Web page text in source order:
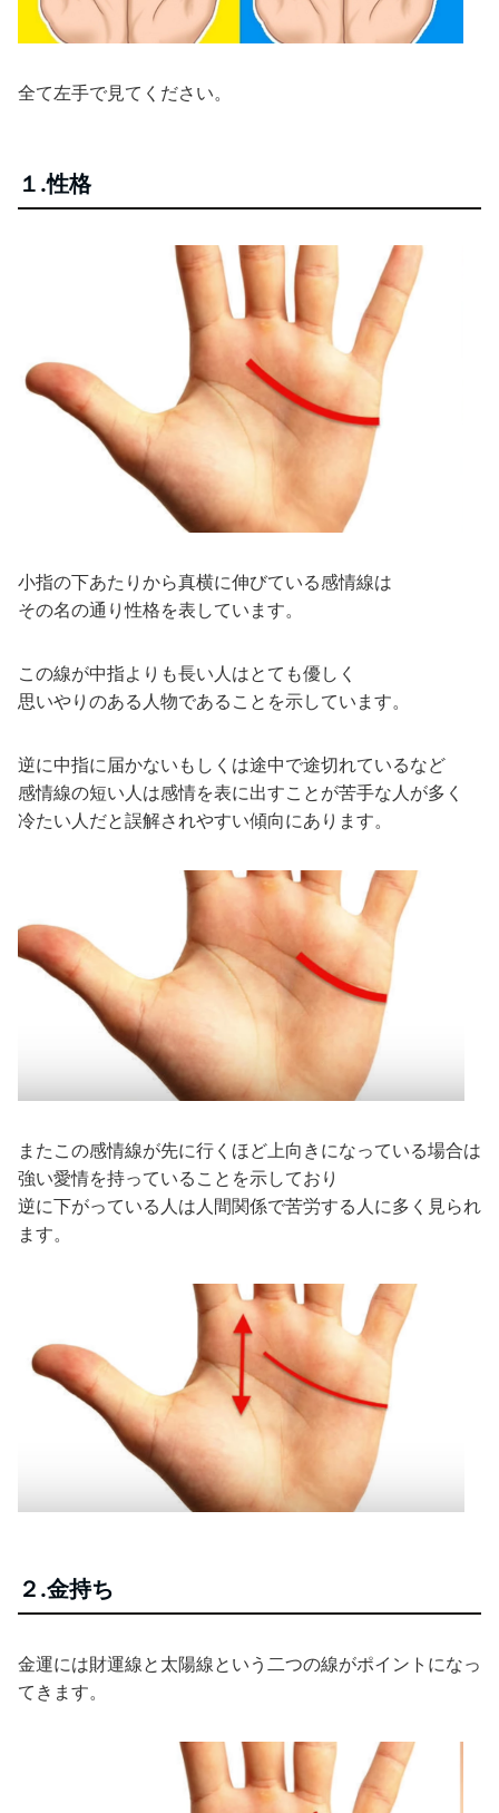
全て左手で見てください。
１.性格
小指の下あたりから真横に伸びている感情線は
その名の通り性格を表しています。
この線が中指よりも長い人はとても優しく
思いやりのある人物であることを示しています。
逆に中指に届かないもしくは途中で途切れているなど
感情線の短い人は感情を表に出すことが苦手な人が多く
冷たい人だと誤解されやすい傾向にあります。
またこの感情線が先に行くほど上向きになっている場合は
強い愛情を持っていることを示しており
逆に下がっている人は人間関係で苦労する人に多く見られ
ます。
２.金持ち
金運には財運線と太陽線という二つの線がポイントになっ
てきます。